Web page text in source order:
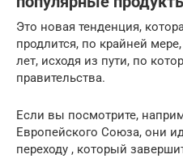
Это новая тенденция,
продлится, по крайней
лет, исходя из пути, по
правительства.
Если вы посмотрите,
Европейского Союза, они
переходу , который